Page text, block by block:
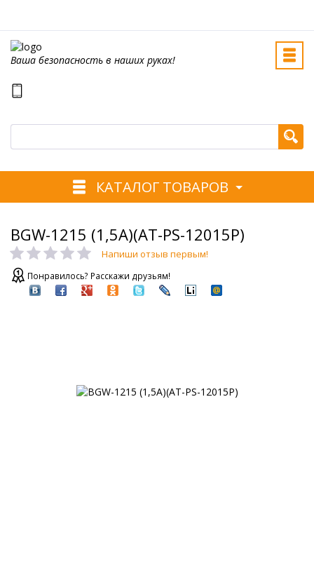
Ваша безопасность в наших руках!
КАТАЛОГ ТОВАРОВ
BGW-1215 (1,5А)(AT-PS-12015Р)
Напиши отзыв первым!
Понравилось? Расскажи друзьям!